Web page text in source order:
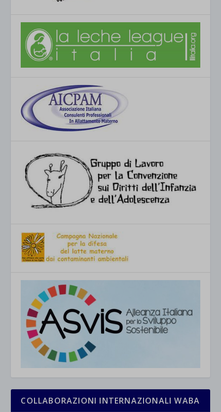
COLLABORAZIONI INTERNAZIONALI WABA